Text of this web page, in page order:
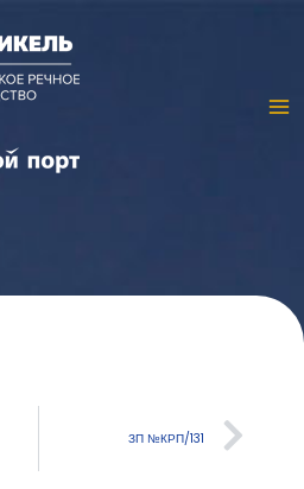
ЗП №КРП/131